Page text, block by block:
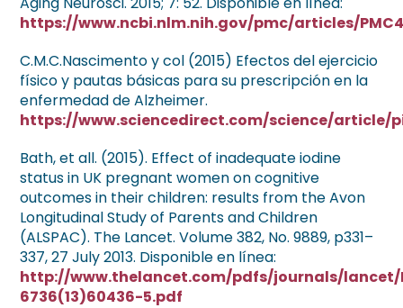
https://www.ncbi.nlm.nih.gov/pmc/articles/
C.M.C.Nascimento y col (2015) Efectos del ejercicio
físico y pautas básicas para su prescripción en la
enfermedad de Alzheimer.
https://www.sciencedirect.com/science/article/
Bath, et all. (2015). Effect of inadequate iodine
status in UK pregnant women on cognitive
outcomes in their children: results from the Avon
Longitudinal Study of Parents and Children
(ALSPAC). The Lancet. Volume 382, No. 9889, p331–
337, 27 July 2013. Disponible en línea:
http://www.thelancet.com/pdfs/journals/lancet/
6736(13)60436-5.pdf